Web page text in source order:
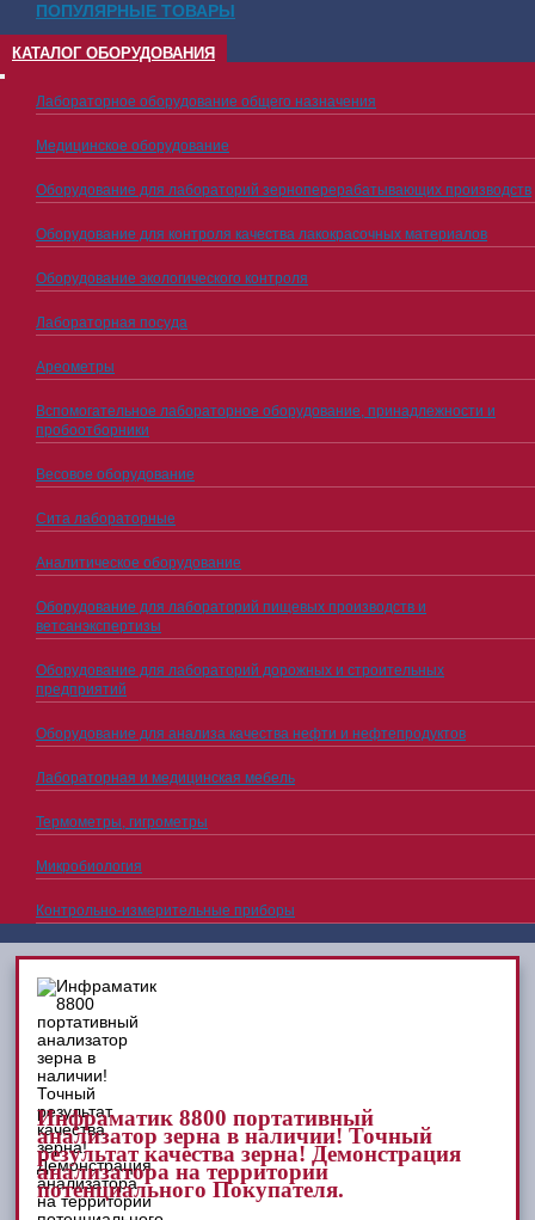
ПОПУЛЯРНЫЕ ТОВАРЫ
КАТАЛОГ ОБОРУДОВАНИЯ
Лабораторное оборудование общего назначения
Медицинское оборудование
Оборудование для лабораторий зерноперерабатывающих производств
Оборудование для контроля качества лакокрасочных материалов
Оборудование экологического контроля
Лабораторная посуда
Ареометры
Вспомогательное лабораторное оборудование, принадлежности и
пробоотборники
Весовое оборудование
Сита лабораторные
Аналитическое оборудование
Оборудование для лабораторий пищевых производств и
ветсанэкспертизы
Оборудование для лабораторий дорожных и строительных
предприятий
Оборудование для анализа качества нефти и нефтепродуктов
Лабораторная и медицинская мебель
Термометры, гигрометры
Микробиология
Контрольно-измерительные приборы
Инфраматик 8800 портативный
анализатор зерна в наличии! Точный
результат качества зерна! Демонстрация
анализатора на территории
потенциального Покупателя.